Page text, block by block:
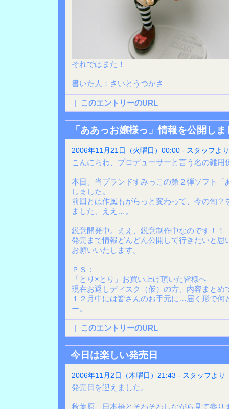
それではまた！
書いた人：さいとうつかさ
| このエントリーのURL
「ああっお嬢様っ」情報を公開し
2006年11月21日（火曜日）00:00 - スタッフより
こんにちわ、プロデューサーと言う名の雑用
本日、当ブランドすみっこの第２弾ソフト「
しました。
前回とは作風もがらっと変わって、今の旬？
ました、ええ…。
鋭意開発中。ええ、鋭意制作中なのです！！
発売まで情報どんどん公開して行きたいと思
お願いいたします。
ＰＳ：
「とり×とり」お買い上げ頂いた皆様へ
現在お返しディスク（仮）の方、内容まとめ
１２月中には皆さんのお手元に…届く形で何
ー。
| このエントリーのURL
今日は楽しい発売日
2006年11月2日（木曜日）21:43 - スタッフより
発売日を迎えました。
秋葉原、日本橋とそわそわしながら見て参り